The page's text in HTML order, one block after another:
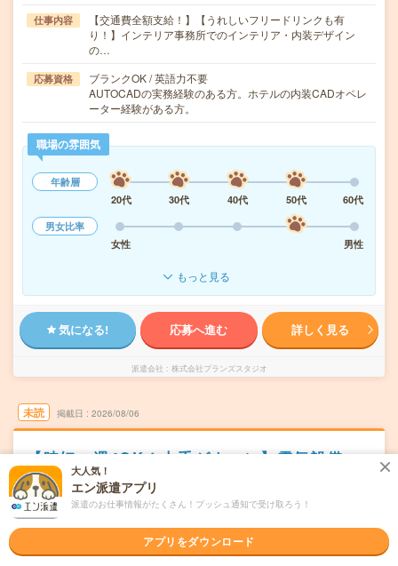
仕事内容
【交通費全額支給！】【うれしいフリードリンクも有
り！】インテリア事務所でのインテリア・内装デザイン
の…
応募資格
ブランクOK / 英語力不要
AUTOCADの実務経験のある方。ホテルの内装CADオペレ
ーター経験がある方。
職場の雰囲気
年齢層
20代
30代 40代 50代
60代
男女比率
女性
男性
もっと見る
気になる! 応募へ進む 詳しく見る
派遣会社 株式会社プランズスタジオ
未読 掲載日 2026/08/06
【時短・週4OK！大手ゼネコン】電気設備
CADオペレーター
交通費別途支給あり 土日祝日が休み WEB登録OK 派遣
東京都中央区
宝町(東京都)駅から徒歩1分／京橋(東京都)駅から徒歩5分／
大人気！
エン派遣アプリ
派遣のお仕事情報がたくさん！プッシュ通知で受け取ろう！
アプリをダウンロード